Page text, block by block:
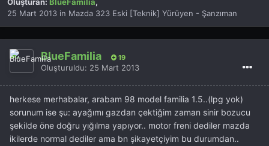
Oluşturan: BlueFamilia,
25 Mart 2013 in Mazda 323 Eski [Teknik] Yürüyen - Şanzıman
BlueFamilia 19
Oluşturuldu: 25 Mart 2013
herkese merhabalar, arabam 98 model familia 1.5..(lpg yok)
sorunum ise şu: ayağımı gazdan çektiğim zaman sinir bozucu
şekilde öne doğru yığılma yapıyor.. motor freni dediler mazda
ikilerde normal dediler ama bn şikayetçiyim bu durumdan..